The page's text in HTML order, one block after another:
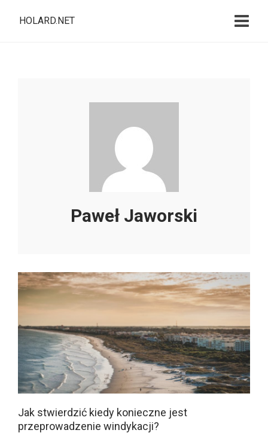
HOLARD.NET
Paweł Jaworski
Jak stwierdzić kiedy konieczne jest
przeprowadzenie windykacji?